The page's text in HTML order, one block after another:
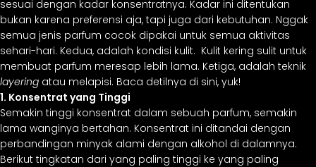
sesuai dengan kadar konsentratnya. Kadar ini ditentukan
bukan karena preferensi aja, tapi juga dari kebutuhan. Nggak
semua jenis parfum cocok dipakai untuk semua aktivitas
sehari-hari. Kedua, adalah kondisi kulit. Kulit kering sulit untuk
membuat parfum meresap lebih lama. Ketiga, adalah teknik
layering atau melapisi. Baca detilnya di sini, yuk!
1. Konsentrat yang Tinggi
Semakin tinggi konsentrat dalam sebuah parfum, semakin
lama wanginya bertahan. Konsentrat ini ditandai dengan
perbandingan minyak alami dengan alkohol di dalamnya.
Berikut tingkatan dari yang paling tinggi ke yang paling